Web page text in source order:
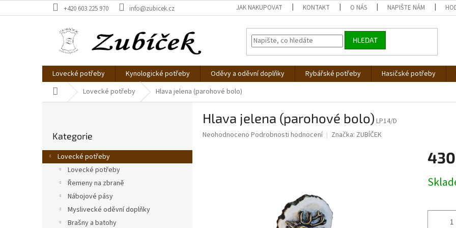
na
+420 603 225 970 info@zubicek.cz JAK NAKUPOVAT KONTAKT O NÁS NAPIŠTE NÁM
HLEDAT
Lovecké potřeby Kynologické potřeby Oděvy a oděvní doplňky Rybářské potřeby Hasičské potřeby
Domů Lovecké potřeby Hlava jelena (parohové bolo)
r
a
kategorie
Kategorie
Lovecké potřeby
Lovecké potřeby
Řemeny na zbraně
Nábojové pásy
Myslivecké oděvní doplňky
Brašny a batohy
Hlava jelena (parohové bolo) LP14/D
Průměrné
Neohodnoceno Podrobnosti hodnocení Značka: ZUBÍČEK
cena: